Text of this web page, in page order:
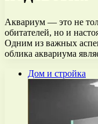
Аквариум — это не
обитателей, но и
Одним из важных
облика аквариума
Дом и стройка